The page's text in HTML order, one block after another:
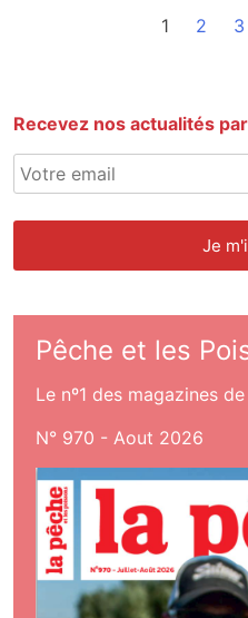
1 2 3
Recevez nos actualités
Pêche et les
Le nº1 des magazines
N° 970 - Aout 2026